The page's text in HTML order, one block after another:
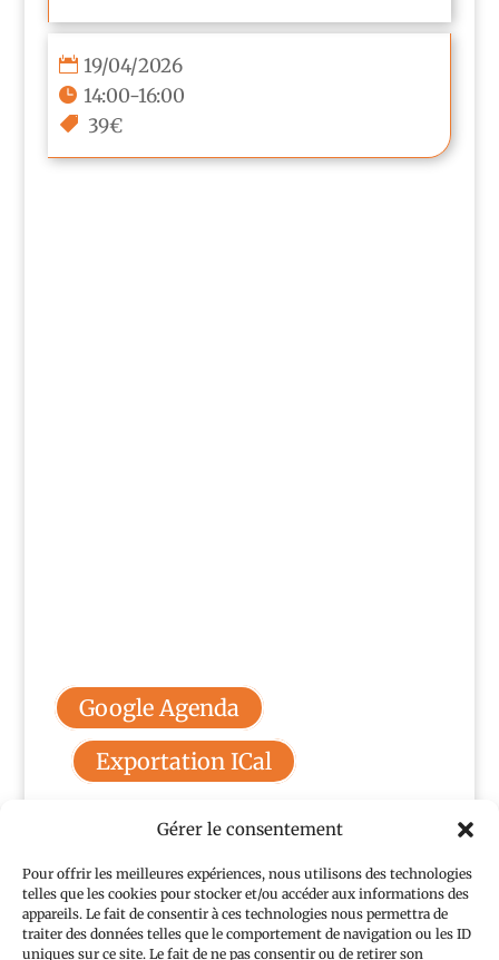
Gérer le consentement
Pour offrir les meilleures expériences, nous utilisons des technologies
telles que les cookies pour stocker et/ou accéder aux informations des
appareils. Le fait de consentir à ces technologies nous permettra de
traiter des données telles que le comportement de navigation ou les ID
uniques sur ce site. Le fait de ne pas consentir ou de retirer son
19/04/2026
14:00-16:00
39€
Google Agenda
Exportation ICal
Retour au calendrier